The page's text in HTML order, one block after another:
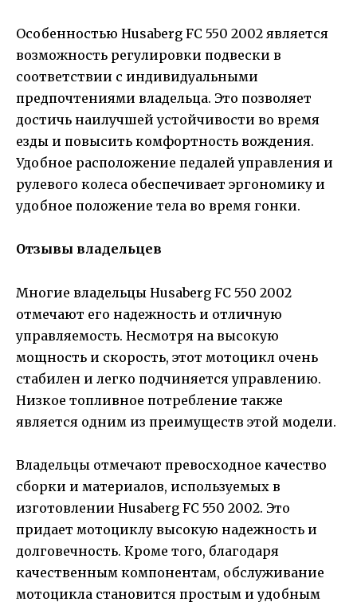
Особенностью Husaberg FC 550 2002 является
возможность регулировки подвески в
соответствии с индивидуальными
предпочтениями владельца. Это позволяет
достичь наилучшей устойчивости во время
езды и повысить комфортность вождения.
Удобное расположение педалей управления и
рулевого колеса обеспечивает эргономику и
удобное положение тела во время гонки.
Отзывы владельцев
Многие владельцы Husaberg FC 550 2002
отмечают его надежность и отличную
управляемость. Несмотря на высокую
мощность и скорость, этот мотоцикл очень
стабилен и легко подчиняется управлению.
Низкое топливное потребление также
является одним из преимуществ этой модели.
Владельцы отмечают превосходное качество
сборки и материалов, используемых в
изготовлении Husaberg FC 550 2002. Это
придает мотоциклу высокую надежность и
долговечность. Кроме того, благодаря
качественным компонентам, обслуживание
мотоцикла становится простым и удобным